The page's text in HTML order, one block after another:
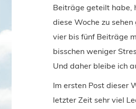
Beiträge geteilt habe,
diese Woche zu
vier bis fünf Beiträge
bisschen weniger
Und daher bleibe ich
Im ersten Post dieser
letzter Zeit sehr viel